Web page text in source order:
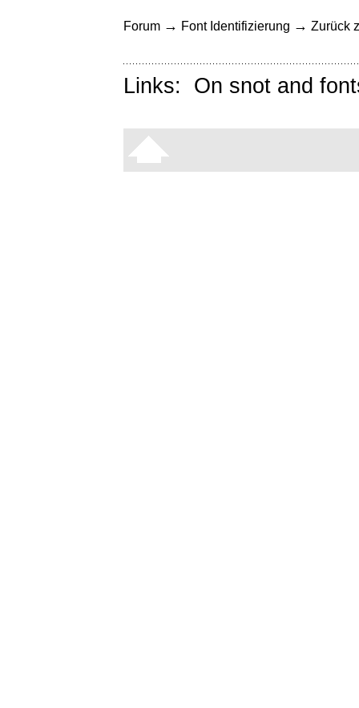
Forum → Font Identifizierung → Zurück
Links: On snot and